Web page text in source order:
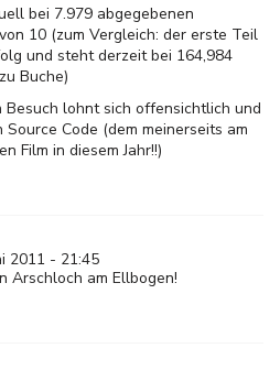
bei 7.979 abgegebenen
10 (zum Vergleich: der erste Teil
und steht derzeit bei 164,984
Buche)
lohnt sich offensichtlich und
Code (dem meinerseits am
Film in diesem Jahr!!)
2011 - 21:45
Arschloch am Ellbogen!